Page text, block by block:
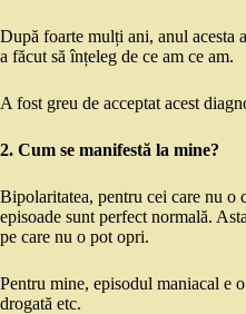
După foarte mulți ani, anul acesta
a făcut să înțeleg de ce am ce am.
A fost greu de acceptat acest
2. Cum se manifestă la mine?
Bipolaritatea, pentru cei care nu
episoade sunt perfect normală.
pe care nu o pot opri.
Pentru mine, episodul maniacal e
drogată etc.